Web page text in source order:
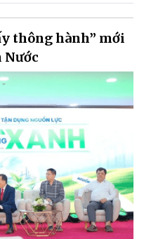
thông hành” mới
Nước